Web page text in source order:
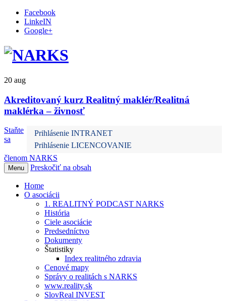
Facebook
LinkeIN
Google+
20 aug
Akreditovaný kurz Realitný maklér/Realitná
maklérka – živnosť
Prihlásenie INTRANET
Prihlásenie LICENCOVANIE
Staňte
sa
členom NARKS
Menu Preskočiť na obsah
Home
O asociácii
1. REALITNÝ PODCAST NARKS
História
Ciele asociácie
Predsedníctvo
Dokumenty
Štatistiky
Index realitného zdravia
Cenové mapy
Správy o realitách s NARKS
www.reality.sk
SlovReal INVEST